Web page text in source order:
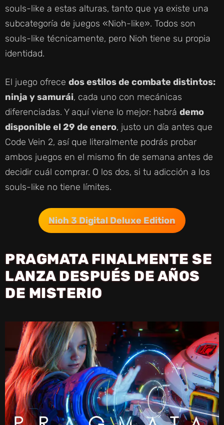
souls-like a estas alturas, tanto que ya existe una
subcategoría de juegos «Nioh-like». Todos son
souls-like técnicamente, pero Nioh tiene su propia
identidad.
El juego ofrece dos estilos de combate distintos:
ninja y samurái, cada uno con mecánicas
diferenciadas. Y aquí viene lo mejor: habrá demo
disponible el 29 de enero, justo un día antes que
Code Vein 2, así que literalmente podrás probar
ambos juegos en el mismo fin de semana antes de
decidir cuál comprar. O los dos, si tu adicción a los
souls-like no tiene límites.
Nioh 3 Digital Deluxe Edition
PRAGMATA FINALMENTE SE
LANZA DESPUÉS DE AÑOS
DE MISTERIO